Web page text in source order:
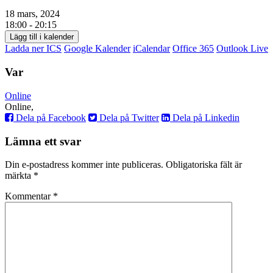
18 mars, 2024
18:00 - 20:15
Lägg till i kalender
Ladda ner ICS Google Kalender iCalendar Office 365 Outlook Live
Var
Online
Online,
Dela på Facebook
Dela på Twitter Dela på Linkedin
Lämna ett svar
Din e-postadress kommer inte publiceras. Obligatoriska fält är
märkta *
Kommentar *